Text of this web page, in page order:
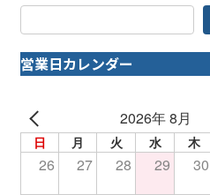
営業日カレンダー
2026年 8月
日 月 火 水 木
26 27 28 29 30